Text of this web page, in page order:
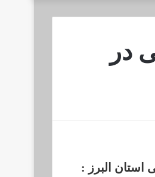
برای
در
البرز :